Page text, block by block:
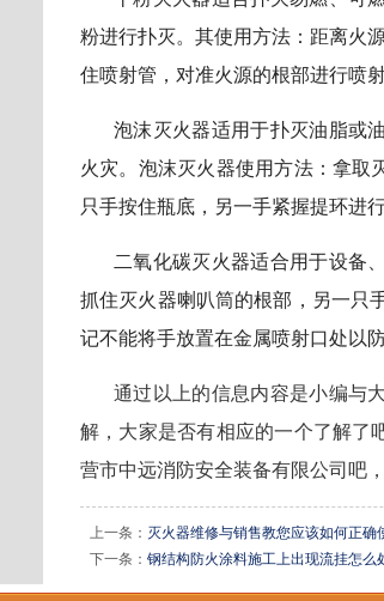
粉进行扑灭。其使用方法：距离火
住喷射管，对准火源的根部进行喷
泡沫灭火器适用于扑灭油脂或
火灾。泡沫灭火器使用方法：拿取
只手按住瓶底，另一手紧握提环进行
二氧化碳灭火器适合用于设备
抓住灭火器喇叭筒的根部，另一只
记不能将手放置在金属喷射口处以
通过以上的信息内容是小编与
解，大家是否有相应的一个了解了
营市中远消防安全装备有限公司 吧
上一条： 灭火器维修与销售教您应该如何正确
下一条： 钢结构防火涂料施工上出现流挂怎么